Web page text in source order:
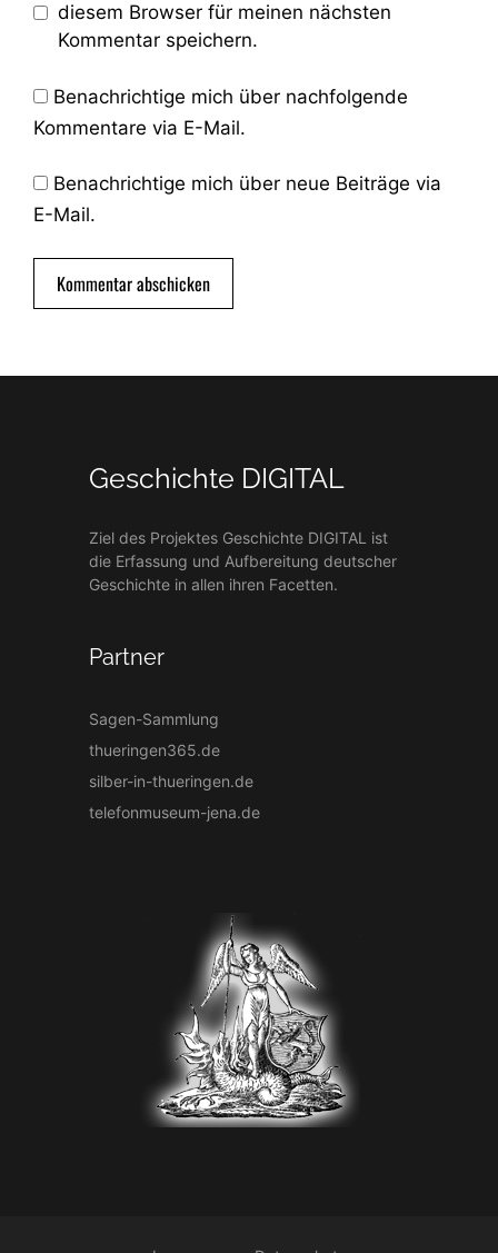
diesem Browser für meinen nächsten
Kommentar speichern.
Benachrichtige mich über nachfolgende
Kommentare via E-Mail.
Benachrichtige mich über neue Beiträge via
E-Mail.
Geschichte DIGITAL
Ziel des Projektes Geschichte DIGITAL ist
die Erfassung und Aufbereitung deutscher
Geschichte in allen ihren Facetten.
Partner
Sagen-Sammlung
thueringen365.de
silber-in-thueringen.de
telefonmuseum-jena.de